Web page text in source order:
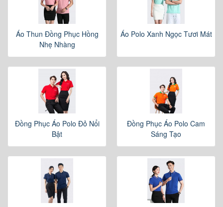
Áo Thun Đồng Phục Hồng
Nhẹ Nhàng
Áo Polo Xanh Ngọc Tươi Mát
Đồng Phục Áo Polo Đỏ Nổi
Bật
Đồng Phục Áo Polo Cam
Sáng Tạo